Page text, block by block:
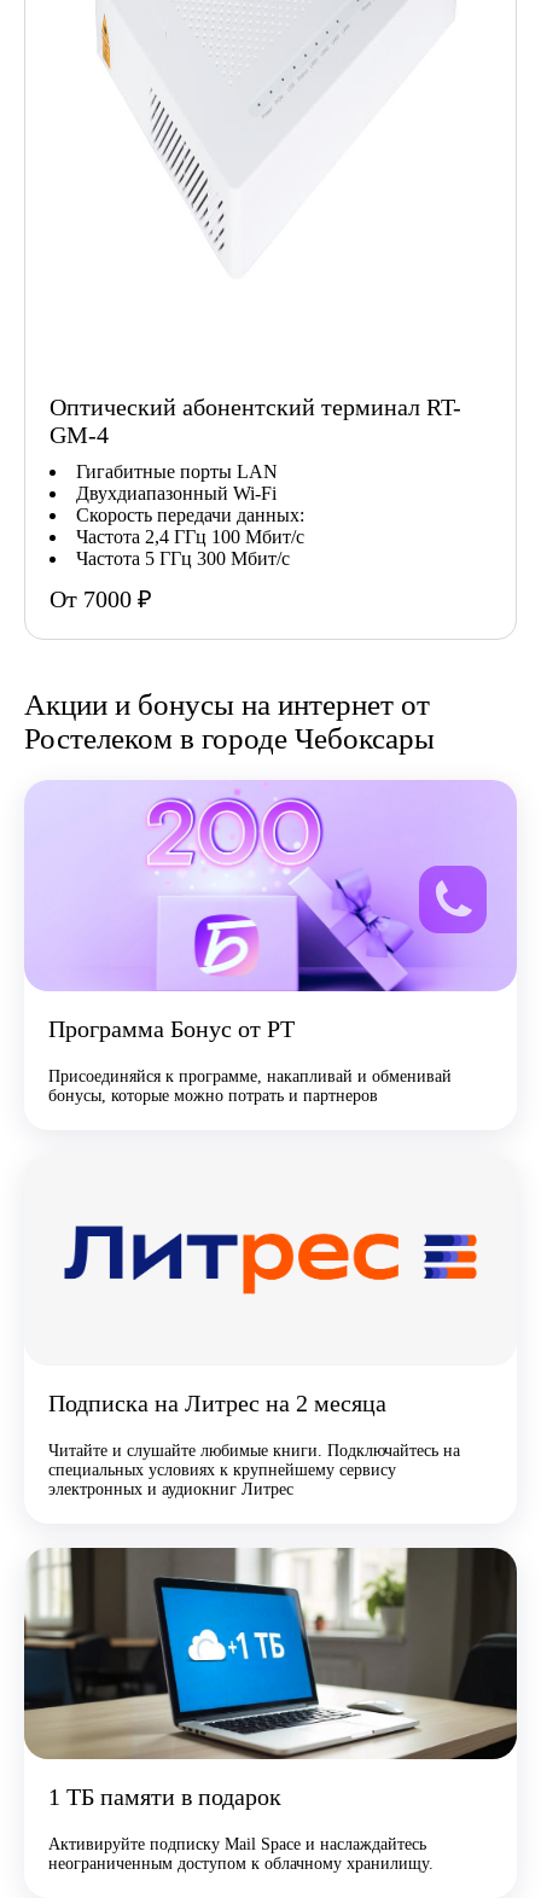
Оптический абонентский терминал RT-
GM-4
Гигабитные порты LAN
Двухдиапазонный Wi-Fi
Скорость передачи данных:
Частота 2,4 ГГц 100 Мбит/с
Частота 5 ГГц 300 Мбит/с
От 7000 ₽
Акции и бонусы на интернет от
Ростелеком в городе Чебоксары
Программа Бонус от РТ
Присоединяйся к программе, накапливай и обменивай
бонусы, которые можно потрать и партнеров
Подписка на Литрес на 2 месяца
Читайте и слушайте любимые книги. Подключайтесь на
специальных условиях к крупнейшему сервису
электронных и аудиокниг Литрес
1 ТБ памяти в подарок
Активируйте подписку Mail Space и наслаждайтесь
неограниченным доступом к облачному хранилищу.